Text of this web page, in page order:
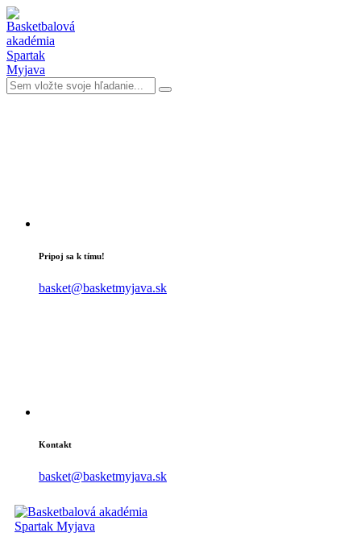
Pripoj sa k tímu!
basket@basketmyjava.sk
Kontakt
basket@basketmyjava.sk